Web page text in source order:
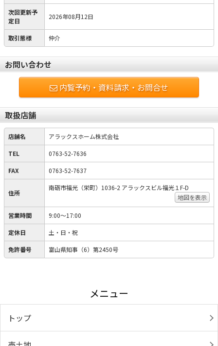
次回更新予
定日
2026年08月12日
取引態様 仲介
お問い合わせ
内覧予約・資料請求・お問合せ
取扱店舗
店舗名 アラックスホーム株式会社
TEL 0763-52-7636
FAX 0763-52-7637
住所
南砺市福光（栄町）1036-2 アラックスビル福光１F-D
地図を表示
営業時間 9:00～17:00
定休日 土・日・祝
免許番号 富山県知事（6）第2450号
メニュー
トップ